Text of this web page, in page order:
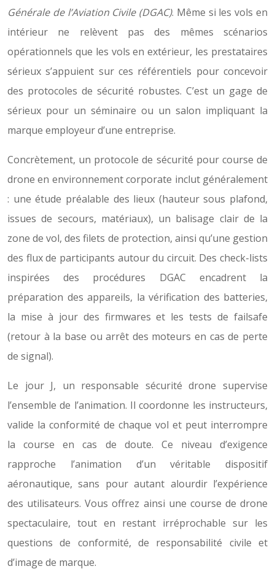
Générale de l’Aviation Civile (DGAC). Même si les vols en
intérieur ne relèvent pas des mêmes scénarios
opérationnels que les vols en extérieur, les prestataires
sérieux s’appuient sur ces référentiels pour concevoir
des protocoles de sécurité robustes. C’est un gage de
sérieux pour un séminaire ou un salon impliquant la
marque employeur d’une entreprise.
Concrètement, un protocole de sécurité pour course de
drone en environnement corporate inclut généralement
: une étude préalable des lieux (hauteur sous plafond,
issues de secours, matériaux), un balisage clair de la
zone de vol, des filets de protection, ainsi qu’une gestion
des flux de participants autour du circuit. Des check-lists
inspirées des procédures DGAC encadrent la
préparation des appareils, la vérification des batteries,
la mise à jour des firmwares et les tests de failsafe
(retour à la base ou arrêt des moteurs en cas de perte
de signal).
Le jour J, un responsable sécurité drone supervise
l’ensemble de l’animation. Il coordonne les instructeurs,
valide la conformité de chaque vol et peut interrompre
la course en cas de doute. Ce niveau d’exigence
rapproche l’animation d’un véritable dispositif
aéronautique, sans pour autant alourdir l’expérience
des utilisateurs. Vous offrez ainsi une course de drone
spectaculaire, tout en restant irréprochable sur les
questions de conformité, de responsabilité civile et
d’image de marque.